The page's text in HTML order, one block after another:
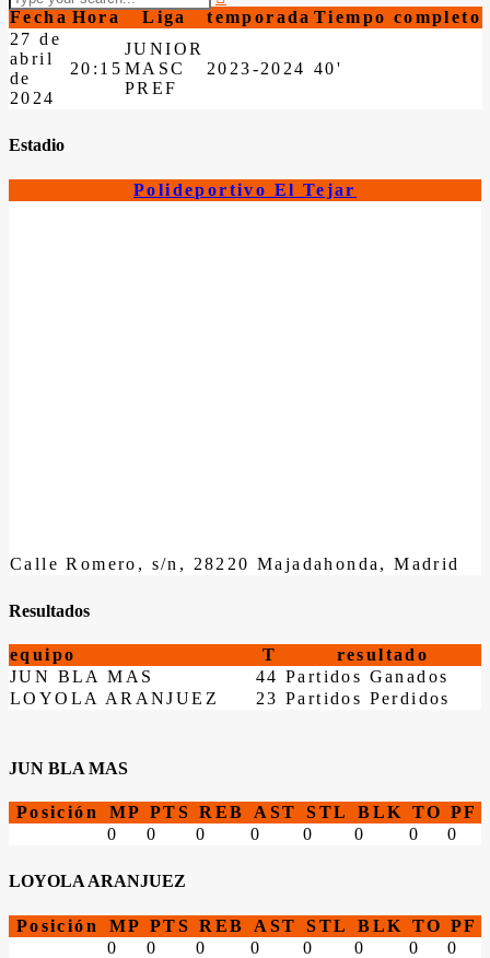
Fecha Hora Liga temporada Tiempo completo
27 de
abril
de
2024
20:15
JUNIOR
MASC
PREF
2023-2024 40'
Estadio
Polideportivo El Tejar
Calle Romero, s/n, 28220 Majadahonda, Madrid
Resultados
equipo T
resultado
JUN BLA MAS
44 Partidos Ganados
LOYOLA ARANJUEZ
23 Partidos Perdidos
JUN BLA MAS
Posición MP PTS REB AST STL BLK TO PF
0
0 0 0 0 0 0 0
LOYOLA ARANJUEZ
Posición MP PTS REB AST STL BLK TO PF
0
0 0 0 0 0 0 0